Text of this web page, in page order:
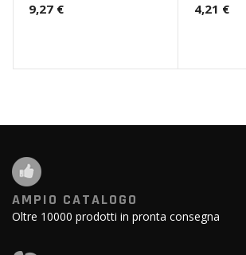
9,27 € 4,21 €
AMPIO CATALOGO
Oltre 10000 prodotti in pronta consegna